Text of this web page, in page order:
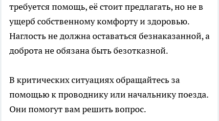
требуется помощь, её стоит предлагать, но не в
ущерб собственному комфорту и здоровью.
Наглость не должна оставаться безнаказанной, а
доброта не обязана быть безотказной.
В критических ситуациях обращайтесь за
помощью к проводнику или начальнику поезда.
Они помогут вам решить вопрос.